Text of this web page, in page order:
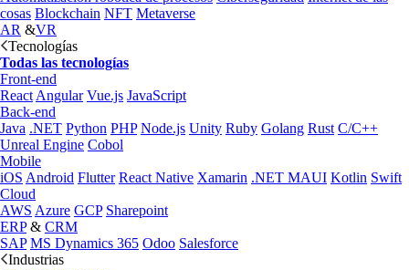
cosas Blockchain NFT Metaverse
AR &VR
Tecnologías
Todas las tecnologías
Front-end
React Angular Vue.js JavaScript
Back-end
Java .NET Python PHP Node.js Unity Ruby Golang Rust C/C++
Unreal Engine Cobol
Mobile
iOS Android Flutter React Native Xamarin .NET MAUI Kotlin Swift
Cloud
AWS Azure GCP Sharepoint
ERP& CRM
SAP MS Dynamics 365 Odoo Salesforce
Industrias